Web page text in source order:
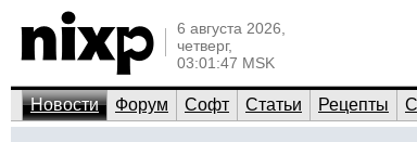
6 августа 2026,
четверг,
03:01:47 MSK
Новости Форум Софт Статьи Рецепты